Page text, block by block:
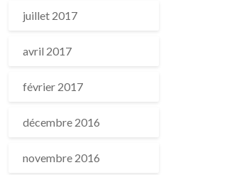
juillet 2017
avril 2017
février 2017
décembre 2016
novembre 2016